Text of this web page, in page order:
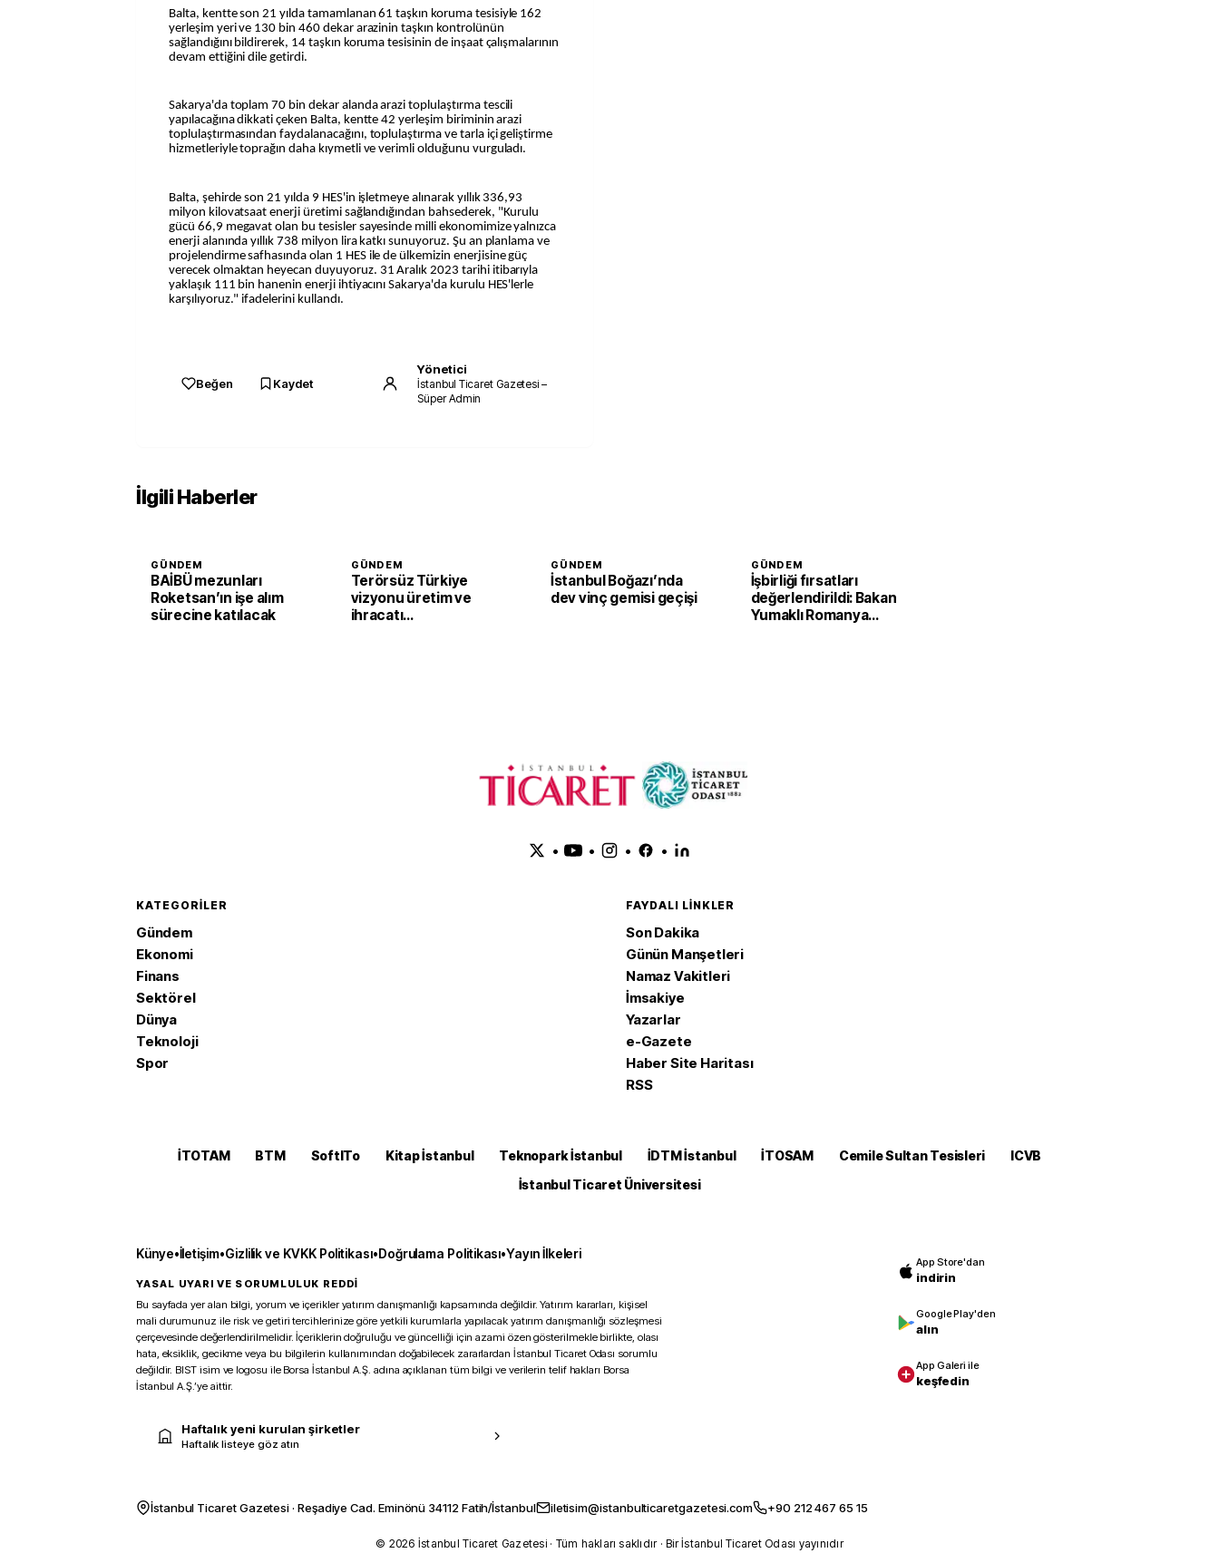
Balta, kentte son 21 yılda tamamlanan 61 taşkın koruma tesisiyle 162
yerleşim yeri ve 130 bin 460 dekar arazinin taşkın kontrolünün
sağlandığını bildirerek, 14 taşkın koruma tesisinin de inşaat çalışmalarının
devam ettiğini dile getirdi.
Sakarya'da toplam 70 bin dekar alanda arazi toplulaştırma tescili
yapılacağına dikkati çeken Balta, kentte 42 yerleşim biriminin arazi
toplulaştırmasından faydalanacağını, toplulaştırma ve tarla içi geliştirme
hizmetleriyle toprağın daha kıymetli ve verimli olduğunu vurguladı.
Balta, şehirde son 21 yılda 9 HES'in işletmeye alınarak yıllık 336,93
milyon kilovatsaat enerji üretimi sağlandığından bahsederek, "Kurulu
gücü 66,9 megavat olan bu tesisler sayesinde milli ekonomimize yalnızca
enerji alanında yıllık 738 milyon lira katkı sunuyoruz. Şu an planlama ve
projelendirme safhasında olan 1 HES ile de ülkemizin enerjisine güç
verecek olmaktan heyecan duyuyoruz. 31 Aralık 2023 tarihi itibarıyla
yaklaşık 111 bin hanenin enerji ihtiyacını Sakarya'da kurulu HES'lerle
karşılıyoruz." ifadelerini kullandı.
Beğen Kaydet
Yönetici
İstanbul Ticaret Gazetesi –
Süper Admin
İlgili Haberler
GÜNDEM
BAİBÜ mezunları
Roketsan’ın işe alım
sürecine katılacak
GÜNDEM
Terörsüz Türkiye
vizyonu üretim ve
ihracatı
GÜNDEM
İstanbul Boğazı’nda
dev vinç gemisi geçişi
GÜNDEM
İşbirliği fırsatları
değerlendirildi: Bakan
Yumaklı Romanya
• • • •
KATEGORILER
Gündem
Ekonomi
Finans
Sektörel
Dünya
Teknoloji
Spor
FAYDALI LINKLER
Son Dakika
Günün Manşetleri
Namaz Vakitleri
İmsakiye
Yazarlar
e-Gazete
Haber Site Haritası
RSS
İTOTAM BTM SoftITo Kitap İstanbul Teknopark İstanbul İDTM İstanbul İTOSAM Cemile Sultan Tesisleri
ICVB
İstanbul Ticaret Üniversitesi
Künye•İletişim•Gizlilik ve KVKK Politikası•Doğrulama Politikası•Yayın İlkeleri
YASAL UYARI VE SORUMLULUK REDDİ
Bu sayfada yer alan bilgi, yorum ve içerikler yatırım danışmanlığı kapsamında değildir. Yatırım kararları, kişisel
mali durumunuz ile risk ve getiri tercihlerinize göre yetkili kurumlarla yapılacak yatırım danışmanlığı sözleşmesi
çerçevesinde değerlendirilmelidir. İçeriklerin doğruluğu ve güncelliği için azami özen gösterilmekle birlikte, olası
hata, eksiklik, gecikme veya bu bilgilerin kullanımından doğabilecek zararlardan İstanbul Ticaret Odası sorumlu
değildir. BIST isim ve logosu ile Borsa İstanbul A.Ş. adına açıklanan tüm bilgi ve verilerin telif hakları Borsa
İstanbul A.Ş.’ye aittir.
Haftalık yeni kurulan şirketler
Haftalık listeye göz atın
App Store'dan
indirin
Google Play'den
alın
App Galeri ile
keşfedin
İstanbul Ticaret Gazetesi · Reşadiye Cad. Eminönü 34112 Fatih/İstanbul iletisim@istanbulticaretgazetesi.com +90 212 467 65 15
© 2026 İstanbul Ticaret Gazetesi · Tüm hakları saklıdır · Bir İstanbul Ticaret Odası yayınıdır